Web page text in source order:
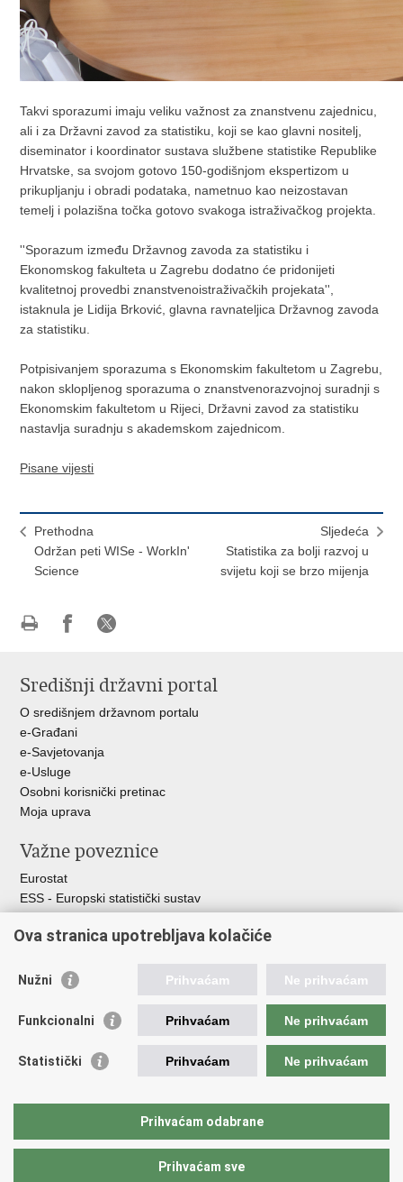
Takvi sporazumi imaju veliku važnost za znanstvenu zajednicu,
ali i za Državni zavod za statistiku, koji se kao glavni nositelj,
diseminator i koordinator sustava službene statistike Republike
Hrvatske, sa svojom gotovo 150-godišnjom ekspertizom u
prikupljanju i obradi podataka, nametnuo kao neizostavan
temelj i polazišna točka gotovo svakoga istraživačkog projekta.
''Sporazum između Državnog zavoda za statistiku i
Ekonomskog fakulteta u Zagrebu dodatno će pridonijeti
kvalitetnoj provedbi znanstvenoistraživačkih projekata'',
istaknula je Lidija Brković, glavna ravnateljica Državnog zavoda
za statistiku.
Potpisivanjem sporazuma s Ekonomskim fakultetom u Zagrebu,
nakon sklopljenog sporazuma o znanstvenorazvojnoj suradnji s
Ekonomskim fakultetom u Rijeci, Državni zavod za statistiku
nastavlja suradnju s akademskom zajednicom.
Pisane vijesti
Prethodna
Održan peti WISe - WorkIn'
Science
Sljedeća
Statistika za bolji razvoj u
svijetu koji se brzo mijenja
Facebooku
X-
Središnji državni portal
O središnjem državnom portalu
e-Građani
e-Savjetovanja
e-Usluge
Osobni korisnički pretinac
Moja uprava
Važne poveznice
Eurostat
ESS - Europski statistički sustav
Statistički savjet Republike Hrvatske
Statistički sustav Republike Hrvatske
Odbor za sustav službene statistike RH
Ministarstvo zaštite okoliša i zelene tranzicije
Ministarstvo financija
Ministarstvo poljoprivrede, šumarstva i ribarstva
Ova stranica upotrebljava kolačiće
Nužni Prihvaćam Ne prihvaćam
Funkcionalni Prihvaćam Ne prihvaćam
Statistički Prihvaćam Ne prihvaćam
Prihvaćam odabrane
Prihvaćam sve